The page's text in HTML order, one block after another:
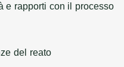
e rapporti con il processo
del reato